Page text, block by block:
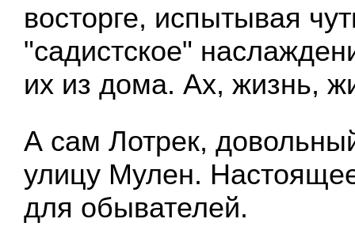
восторге, испытывая
"садистское"
их из дома. Ах, жизнь,
А сам Лотрек,
улицу Мулен.
для обывателей.